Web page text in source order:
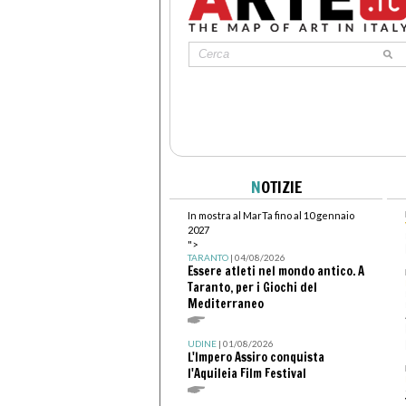
NOTIZIE
In mostra al MarTa fino al 10 gennaio
2027
">
TARANTO | 04/08/2026
Essere atleti nel mondo antico. A
Taranto, per i Giochi del
Mediterraneo
UDINE | 01/08/2026
L'Impero Assiro conquista
l'Aquileia Film Festival